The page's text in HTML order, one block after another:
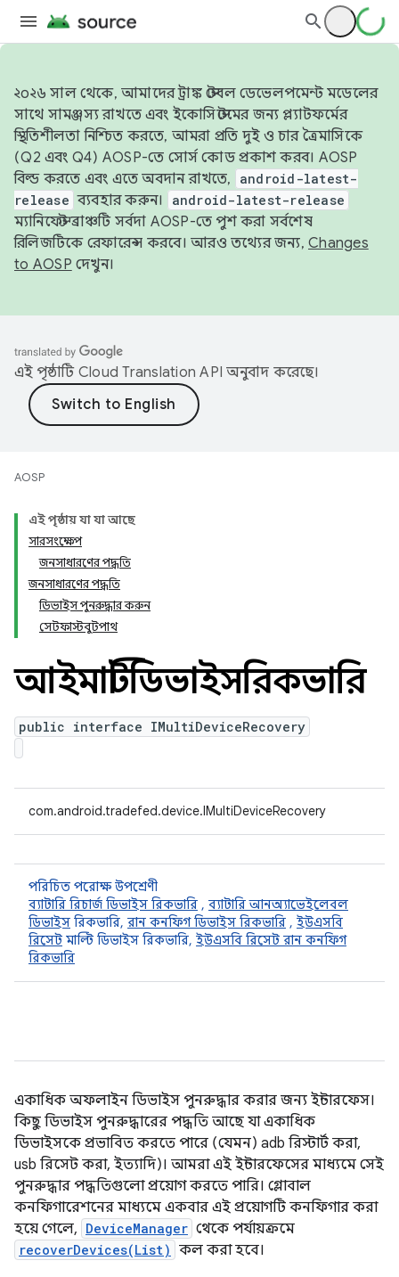
২০২৬ সাল থেকে, আমাদের ট্রাঙ্ক স্টেবল ডেভেলপমেন্ট মডেলের
সাথে সামঞ্জস্য রাখতে এবং ইকোসিস্টেমের জন্য প্ল্যাটফর্মের
স্থিতিশীলতা নিশ্চিত করতে, আমরা প্রতি দুই ও চার ত্রৈমাসিকে
(Q2 এবং Q4) AOSP-তে সোর্স কোড প্রকাশ করব। AOSP
বিল্ড করতে এবং এতে অবদান রাখতে,
android-latest-
release ব্যবহার করুন। android-latest-release
ম্যানিফেস্ট ব্রাঞ্চটি সর্বদা AOSP-তে পুশ করা সর্বশেষ
রিলিজটিকে রেফারেন্স করবে। আরও তথ্যের জন্য, Changes
to AOSP দেখুন।
এই পৃষ্ঠাটি Cloud Translation API অনুবাদ করেছে।
AOSP
এই পৃষ্ঠায় যা যা আছে
সারসংক্ষেপ
জনসাধারণের পদ্ধতি
জনসাধারণের পদ্ধতি
ডিভাইস পুনরুদ্ধার করুন
সেটফাস্টবুটপাথ
আইমাল্টিডিভাইসরিকভারি
public interface IMultiDeviceRecovery
com.android.tradefed.device.IMultiDeviceRecovery
পরিচিত পরোক্ষ উপশ্রেণী
ব্যাটারি রিচার্জ ডিভাইস রিকভারি , ব্যাটারি আনঅ্যাভেইলেবল
ডিভাইস রিকভারি, রান কনফিগ ডিভাইস রিকভারি , ইউএসবি
রিসেট মাল্টি ডিভাইস রিকভারি, ইউএসবি রিসেট রান কনফিগ
রিকভারি
একাধিক অফলাইন ডিভাইস পুনরুদ্ধার করার জন্য ইন্টারফেস।
কিছু ডিভাইস পুনরুদ্ধারের পদ্ধতি আছে যা একাধিক
ডিভাইসকে প্রভাবিত করতে পারে (যেমন) adb রিস্টার্ট করা,
usb রিসেট করা, ইত্যাদি)। আমরা এই ইন্টারফেসের মাধ্যমে সেই
পুনরুদ্ধার পদ্ধতিগুলো প্রয়োগ করতে পারি। গ্লোবাল
কনফিগারেশনের মাধ্যমে একবার এই প্রয়োগটি কনফিগার করা
হয়ে গেলে, DeviceManager থেকে পর্যায়ক্রমে
recoverDevices(List) কল করা হবে।